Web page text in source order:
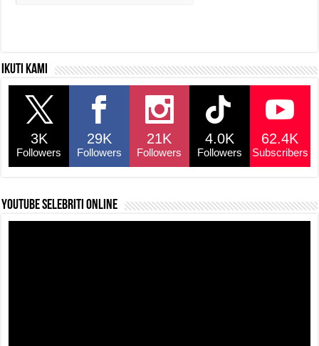
Ikuti kami
3K
Followers
29K
Followers
21K
Followers
4.0K
Followers
62.4K
Subscribers
YouTube selebriti online